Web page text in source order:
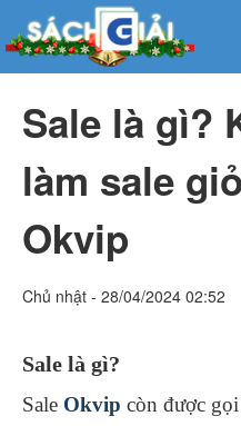
Sale là gì?
làm sale
Okvip
Chủ nhật - 28/04/2024 02:52
Sale là gì?
Sale Okvip còn được